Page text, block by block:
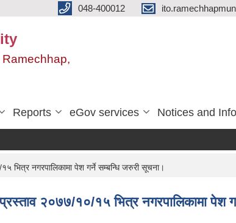
048-400012
Reports eGov services Notices and
भित्र नगरपालिकामा पेश गर्ने सम्बन्धि जरुरी सूचना।
प्रस्ताव २०७७/१०/१५ भित्र नगरपालिकामा पेश